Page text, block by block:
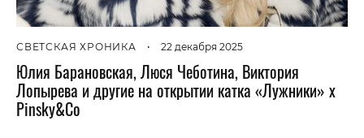
СВЕТСКАЯ ХРОНИКА • 22 декабря 2025
Юлия Барановская, Люся Чеботина, Виктория
Лопырева и другие на открытии катка «Лужники» x
Pinsky&Co